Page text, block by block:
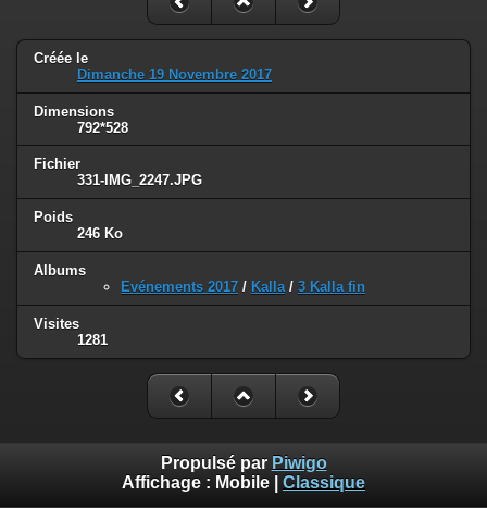
Créée le
Dimanche 19 Novembre 2017
Dimensions
792*528
Fichier
331-IMG_2247.JPG
Poids
246 Ko
Albums
Evénements 2017 / Kalla/ 3 Kalla fin
Visites
1281
Propulsé par Piwigo
Affichage : Mobile Classique